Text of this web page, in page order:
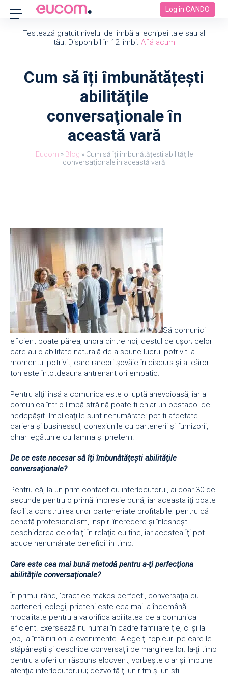
Log in CANDO
Testează gratuit nivelul de limbă al echipei tale sau al
tău. Disponibil în 12 limbi. Află acum
Cum să îți îmbunătățești
abilităţile
conversaţionale în
această vară
Eucom » Blog » Cum să îți îmbunătățești abilităţile
conversaţionale în această vară
Să comunici
eficient poate părea, unora dintre noi, destul de uşor; celor
care au o abilitate naturală de a spune lucrul potrivit la
momentul potrivit, care rareori şovăie în discurs şi al căror
ton este întotdeauna antrenant ori empatic.
Pentru alţii însă a comunica este o luptă anevoioasă, iar a
comunica într-o limbă străină poate fi chiar un obstacol de
nedepăşit. Implicaţiile sunt nenumărate: pot fi afectate
cariera şi businessul, conexiunile cu partenerii şi furnizorii,
chiar legăturile cu familia şi prietenii.
De ce este necesar să îţi îmbunătăţeşti abilităţile
conversaţionale?
Pentru că, la un prim contact cu interlocutorul, ai doar 30 de
secunde pentru o primă impresie bună, iar aceasta îţi poate
facilita construirea unor parteneriate profitabile; pentru că
denotă profesionalism, inspiri încredere şi înlesneşti
deschiderea celorlalţi în relaţia cu tine, iar acestea îţi pot
aduce nenumărate beneficii în timp.
Care este cea mai bună metodă pentru a-ţi perfecţiona
abilităţile conversaţionale?
În primul rând, ‘practice makes perfect’, conversaţia cu
parteneri, colegi, prieteni este cea mai la îndemână
modalitate pentru a valorifica abilitatea de a comunica
eficient. Exersează nu numai în cadre familiare ţie, ci şi la
job, la întâlniri ori la evenimente. Alege-ţi topicuri pe care le
stăpâneşti şi deschide conversaţii pe marginea lor. Ia-ţi timp
pentru a oferi un răspuns elocvent, vorbeşte clar şi impune
atenţia interlocutorului; dezvoltă-ţi un ritm şi un stil